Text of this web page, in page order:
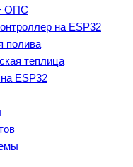
ОПС
на ESP32
полива
теплица
ESP32